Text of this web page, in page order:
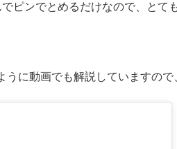
ピンでとめるだけなので、とて
に動画でも解説していますので